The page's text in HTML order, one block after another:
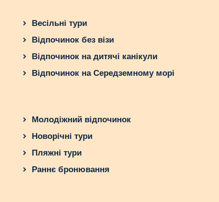
Весільні тури
Відпочинок без візи
Відпочинок на дитячі канікули
Відпочинок на Середземному морі
Молодіжний відпочинок
Новорічні тури
Пляжні тури
Раннє бронювання